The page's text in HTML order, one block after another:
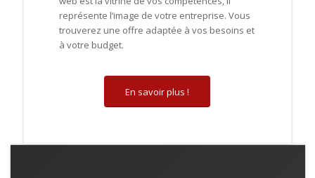
représente l’image de votre entreprise. Vous
trouverez une offre adaptée à vos besoins et
à votre budget.
En savoir plus !